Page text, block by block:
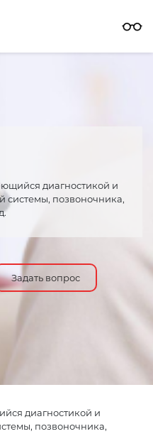
диагностикой и
системы, позвоночника,
Задать вопрос
диагностикой и
позвоночника,